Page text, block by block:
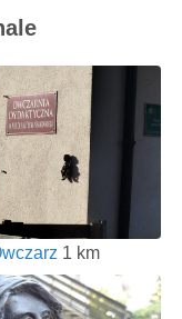
1 km